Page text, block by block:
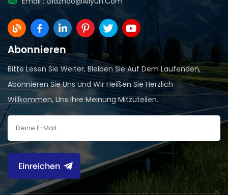
Abonnieren
Bitte Lesen Sie Weiter, Bleiben Sie Auf Dem Laufenden,
Abonnieren Sie Uns Und Wir Heißen Sie Herzlich
Willkommen, Uns Ihre Meinung Mitzuteilen.
Einreichen